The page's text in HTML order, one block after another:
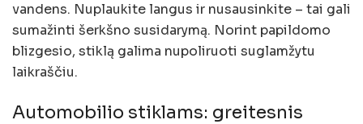
vandens. Nuplaukite langus ir nusausinkite – tai gali
sumažinti šerkšno susidarymą. Norint papildomo
blizgesio, stiklą galima nupoliruoti suglamžytu
laikraščiu.
Automobilio stiklams: greitesnis